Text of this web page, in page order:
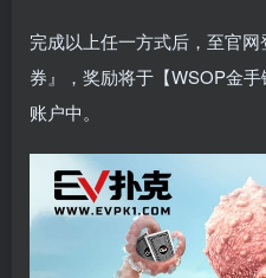
完成以上任一方式后，至官
券』，奖励将于【WSOP金
账户中。